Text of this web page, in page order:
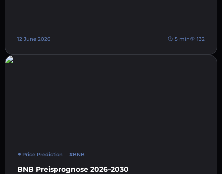
12 June 2026 5 min 132
Price Prediction #BNB
BNB Preisprognose 2026–2030